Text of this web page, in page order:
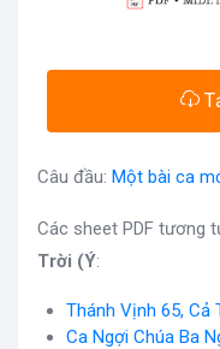
Câu đầu: Một bài ca
Các sheet PDF tương
Trời (Ý:
Thánh Vịnh 65, Cả
Ca Ngợi Chúa Ba